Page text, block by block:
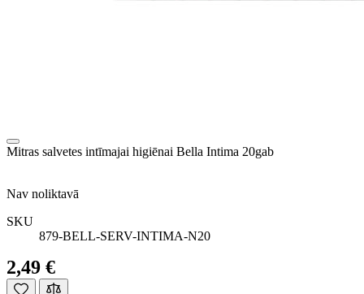
Mitras salvetes intīmajai higiēnai Bella Intima 20gab
Nav noliktavā
SKU
879-BELL-SERV-INTIMA-N20
2,49 €